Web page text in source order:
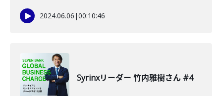
2024.06.06 |00:10:46
Syrinxリーダー 竹内雅樹さん #4